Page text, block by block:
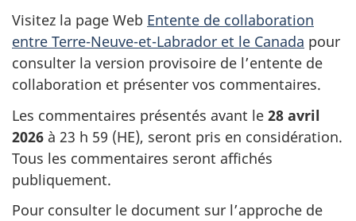
Visitez la page Web Entente de collaboration
entre Terre-Neuve-et-Labrador et le Canada pour
consulter la version provisoire de l’entente de
collaboration et présenter vos commentaires.
Les commentaires présentés avant le 28 avril
2026 à 23 h 59 (HE), seront pris en considération.
Tous les commentaires seront affichés
publiquement.
Pour consulter le document sur l’approche de